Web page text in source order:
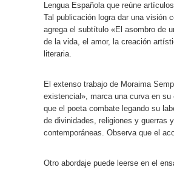
Lengua Española que reúne
Tal publicación logra dar una visión
agrega el subtítulo «El asombro de
de la vida, el amor, la creación
literaria.
El extenso trabajo de Moraima
existencial», marca una curva en
que el poeta combate legando su
de divinidades, religiones y guerras
contemporáneas. Observa que el
Otro abordaje puede leerse en el